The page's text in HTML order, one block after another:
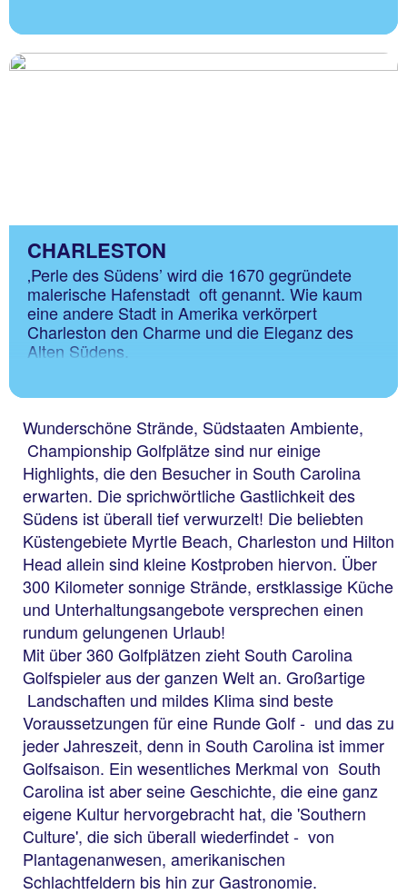
CHARLESTON
‚Perle des Südens’ wird die 1670 gegründete
malerische Hafenstadt oft genannt. Wie kaum
eine andere Stadt in Amerika verkörpert
Charleston den Charme und die Eleganz des
Alten Südens.
Wunderschöne Strände, Südstaaten Ambiente,
Championship Golfplätze sind nur einige
Highlights, die den Besucher in South Carolina
erwarten. Die sprichwörtliche Gastlichkeit des
Südens ist überall tief verwurzelt! Die beliebten
Küstengebiete Myrtle Beach, Charleston und Hilton
Head allein sind kleine Kostproben hiervon. Über
300 Kilometer sonnige Strände, erstklassige Küche
und Unterhaltungsangebote versprechen einen
rundum gelungenen Urlaub!
Mit über 360 Golfplätzen zieht South Carolina
Golfspieler aus der ganzen Welt an. Großartige
Landschaften und mildes Klima sind beste
Voraussetzungen für eine Runde Golf - und das zu
jeder Jahreszeit, denn in South Carolina ist immer
Golfsaison. Ein wesentliches Merkmal von South
Carolina ist aber seine Geschichte, die eine ganz
eigene Kultur hervorgebracht hat, die 'Southern
Culture', die sich überall wiederfindet - von
Plantagenanwesen, amerikanischen
Schlachtfeldern bis hin zur Gastronomie.